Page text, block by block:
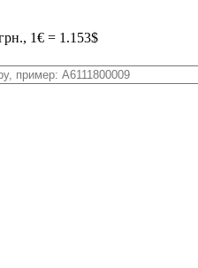
1€ = 1.153$